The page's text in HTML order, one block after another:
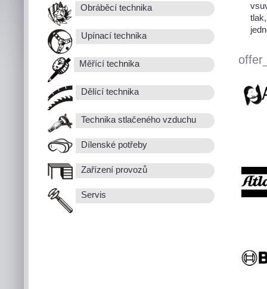
Obráběcí technika
Upínací technika
Měřící technika
Dělící technika
Technika stlačeného vzduchu
Dílenské potřeby
Zařízení provozů
Servis